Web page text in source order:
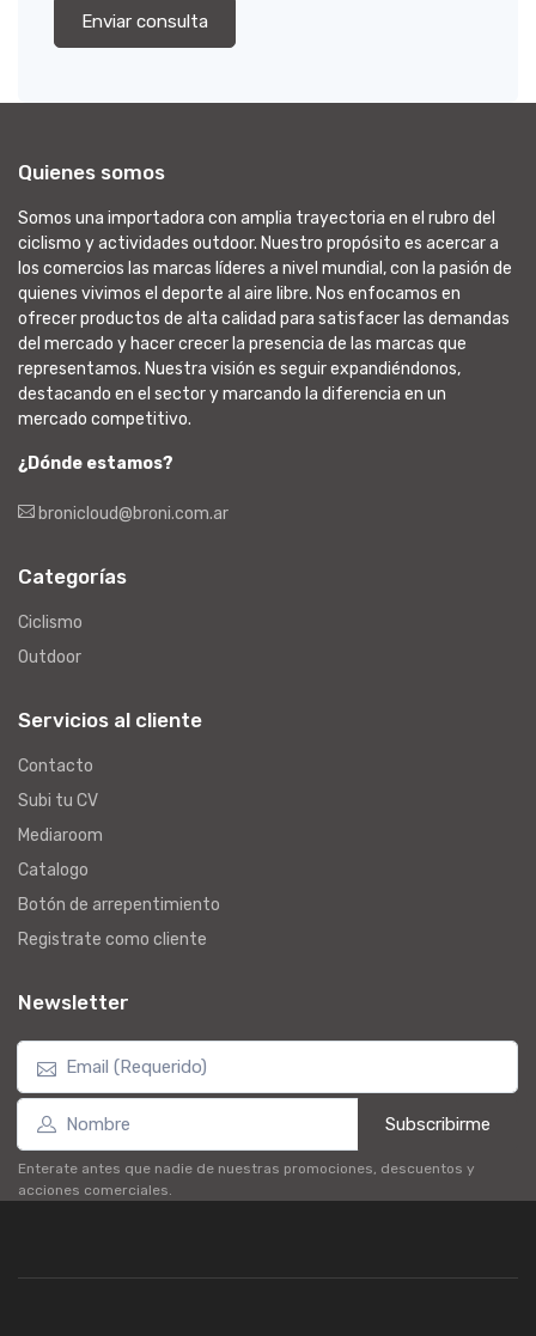
Enviar consulta
Quienes somos
Somos una importadora con amplia trayectoria en el rubro del
ciclismo y actividades outdoor. Nuestro propósito es acercar a
los comercios las marcas líderes a nivel mundial, con la pasión de
quienes vivimos el deporte al aire libre. Nos enfocamos en
ofrecer productos de alta calidad para satisfacer las demandas
del mercado y hacer crecer la presencia de las marcas que
representamos. Nuestra visión es seguir expandiéndonos,
destacando en el sector y marcando la diferencia en un
mercado competitivo.
¿Dónde estamos?
bronicloud@broni.com.ar
Categorías
Ciclismo
Outdoor
Servicios al cliente
Contacto
Subi tu CV
Mediaroom
Catalogo
Botón de arrepentimiento
Registrate como cliente
Newsletter
Subscribirme
Enterate antes que nadie de nuestras promociones, descuentos y
acciones comerciales.